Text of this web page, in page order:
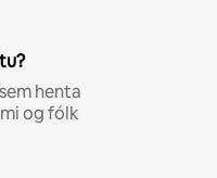
henta
og fólk